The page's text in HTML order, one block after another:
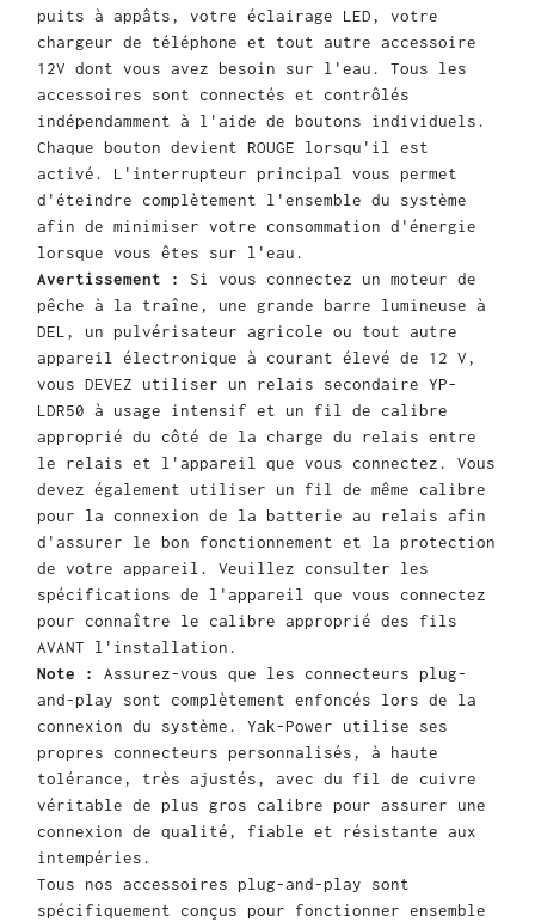
puits à appâts, votre éclairage LED, votre
chargeur de téléphone et tout autre accessoire
12V dont vous avez besoin sur l'eau. Tous les
accessoires sont connectés et contrôlés
indépendamment à l'aide de boutons individuels.
Chaque bouton devient ROUGE lorsqu'il est
activé. L'interrupteur principal vous permet
d'éteindre complètement l'ensemble du système
afin de minimiser votre consommation d'énergie
lorsque vous êtes sur l'eau.
Avertissement :
Si vous connectez un moteur de
pêche à la traîne, une grande barre lumineuse à
DEL, un pulvérisateur agricole ou tout autre
appareil électronique à courant élevé de 12 V,
vous DEVEZ utiliser un relais secondaire YP-
LDR50 à usage intensif et un fil de calibre
approprié du côté de la charge du relais entre
le relais et l'appareil que vous connectez. Vous
devez également utiliser un fil de même calibre
pour la connexion de la batterie au relais afin
d'assurer le bon fonctionnement et la protection
de votre appareil. Veuillez consulter les
spécifications de l'appareil que vous connectez
pour connaître le calibre approprié des fils
AVANT l'installation.
Note :
Assurez-vous que les connecteurs plug-
and-play sont complètement enfoncés lors de la
connexion du système. Yak-Power utilise ses
propres connecteurs personnalisés, à haute
tolérance, très ajustés, avec du fil de cuivre
véritable de plus gros calibre pour assurer une
connexion de qualité, fiable et résistante aux
intempéries.
Tous nos accessoires plug-and-play sont
spécifiquement conçus pour fonctionner ensemble